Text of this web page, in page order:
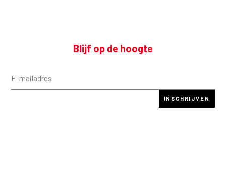
Blijf op de hoogte